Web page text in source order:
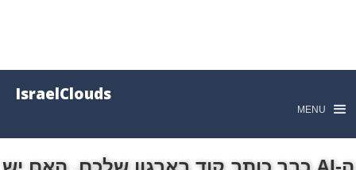
IsraelClouds
MENU